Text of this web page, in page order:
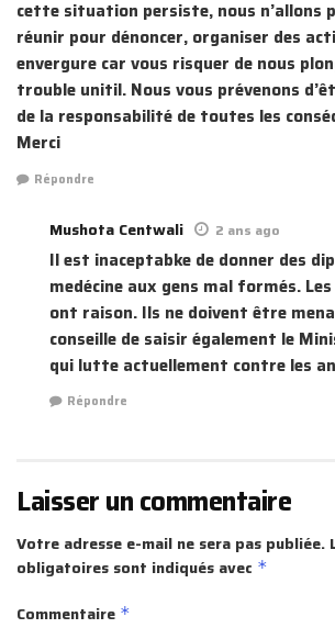
cette situation persiste, nous n’allons
réunir pour dénoncer, organiser des
envergure car vous risquer de nous
trouble unitil. Nous vous prévenons
de la responsabilité de toutes les
Merci
Répondre
Mushota Centwali 2 ans ago
Il est inaceptabke de donner des
medécine aux gens mal formés. Les
ont raison. Ils ne doivent être
conseille de saisir également le
qui lutte actuellement contre les
Répondre
Laisser un commentaire
Votre adresse e-mail ne sera pas publiée.
obligatoires sont indiqués avec *
Commentaire *